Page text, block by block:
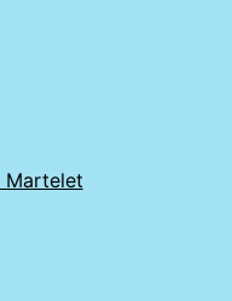
Martelet